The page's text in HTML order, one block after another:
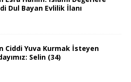
Dul Bayan Evlilik İlanı
Ciddi Yuva Kurmak İsteyen
Selin (34)